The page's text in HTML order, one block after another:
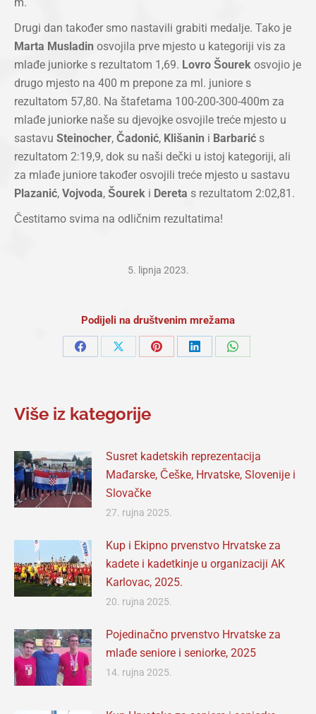
Drugi dan također smo nastavili grabiti medalje. Tako je
Marta Musladin osvojila prve mjesto u kategoriji vis za
mlađe juniorke s rezultatom 1,69. Lovro Šourek osvojio je
drugo mjesto na 400 m prepone za ml. juniore s
rezultatom 57,80. Na štafetama 100-200-300-400m za
mlađe juniorke naše su djevojke osvojile treće mjesto u
sastavu Steinocher, Čadonić, Klišanin i Barbarić s
rezultatom 2:19,9, dok su naši dečki u istoj kategoriji, ali
za mlađe juniore također osvojili treće mjesto u sastavu
Plazanić, Vojvoda, Šourek i Dereta s rezultatom 2:02,81.
Čestitamo svima na odličnim rezultatima!
5. lipnja 2023.
Podijeli na društvenim mrežama
Share
Share
Share
Share
Share
Više iz kategorije
Susret kadetskih reprezentacija
Mađarske, Češke, Hrvatske, Slovenije i
Slovačke
27. rujna 2025.
Kup i Ekipno prvenstvo Hrvatske za
kadete i kadetkinje u organizaciji AK
Karlovac, 2025.
20. rujna 2025.
Pojedinačno prvenstvo Hrvatske za
mlađe seniore i seniorke, 2025
14. rujna 2025.